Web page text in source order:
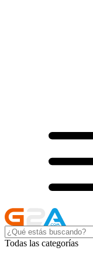
Todas las categorías